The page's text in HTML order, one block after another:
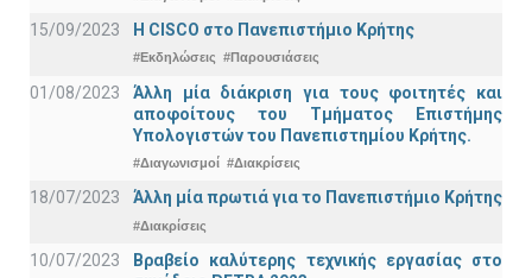
15/09/2023 Η CISCO στο Πανεπιστήμιο Κρήτης
#Εκδηλώσεις #Παρουσιάσεις
01/08/2023
Άλλη μία διάκριση για τους φοιτητές και
αποφοίτους του Τμήματος Επιστήμης
Υπολογιστών του Πανεπιστημίου Κρήτης.
#Διαγωνισμοί #Διακρίσεις
18/07/2023 Άλλη μία πρωτιά για το Πανεπιστήμιο Κρήτης
#Διακρίσεις
10/07/2023
Βραβείο καλύτερης τεχνικής εργασίας στο